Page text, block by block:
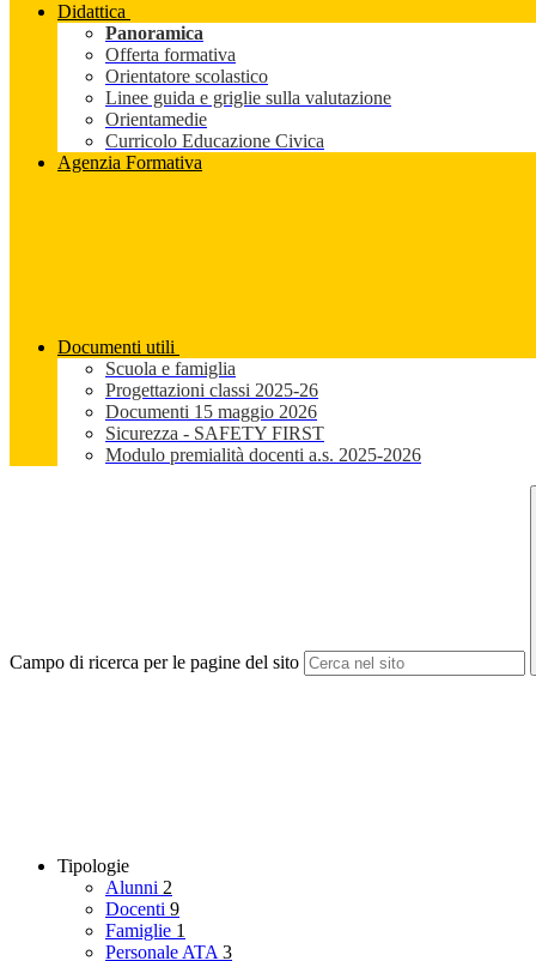
Didattica
Panoramica
Offerta formativa
Orientatore scolastico
Linee guida e griglie sulla valutazione
Orientamedie
Curricolo Educazione Civica
Agenzia Formativa
Documenti utili
Scuola e famiglia
Progettazioni classi 2025-26
Documenti 15 maggio 2026
Sicurezza - SAFETY FIRST
Modulo premialità docenti a.s. 2025-2026
Campo di ricerca per le pagine del sito
Tipologie
Alunni 2
Docenti 9
Famiglie 1
Personale ATA 3